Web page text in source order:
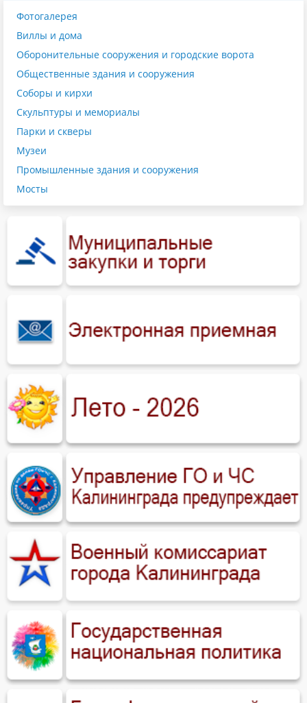
Фотогалерея
Виллы и дома
Оборонительные сооружения и городские ворота
Общественные здания и сооружения
Соборы и кирхи
Скульптуры и мемориалы
Парки и скверы
Музеи
Промышленные здания и сооружения
Мосты